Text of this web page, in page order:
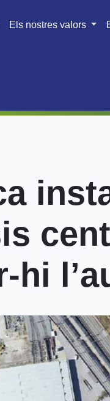
Els nostres valors
hi